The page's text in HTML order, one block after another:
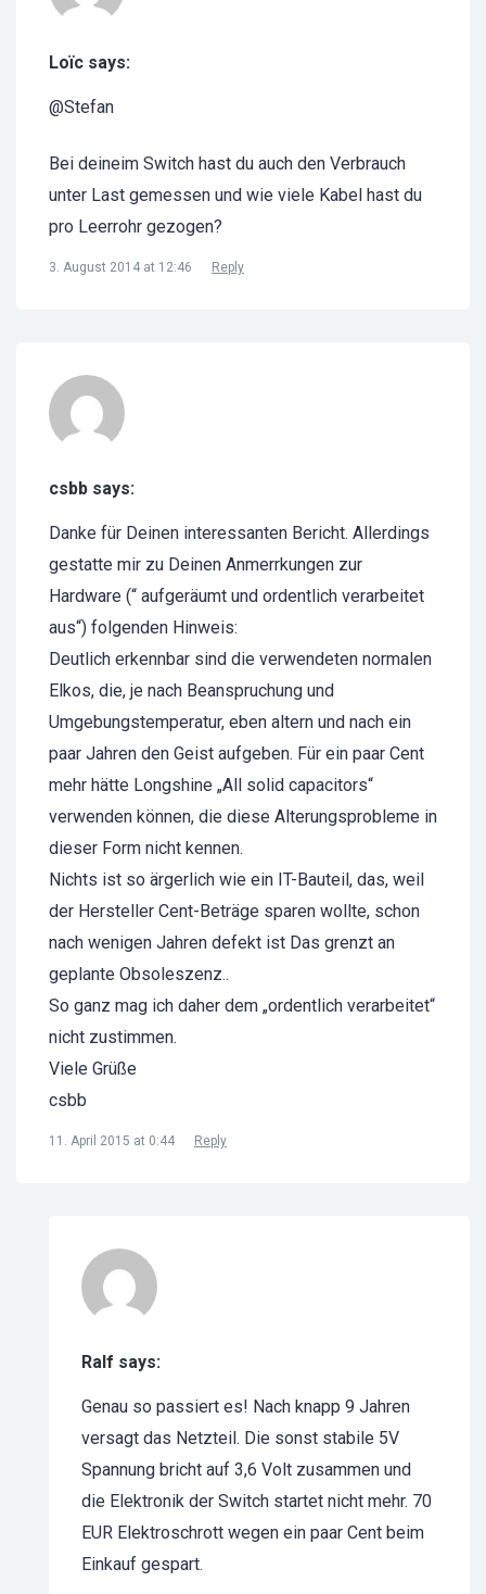
Loïc says:
@Stefan
Bei deineim Switch hast du auch den Verbrauch
unter Last gemessen und wie viele Kabel hast du
pro Leerrohr gezogen?
3. August 2014 at 12:46 Reply
csbb says:
Danke für Deinen interessanten Bericht. Allerdings
gestatte mir zu Deinen Anmerrkungen zur
Hardware (“ aufgeräumt und ordentlich verarbeitet
aus“) folgenden Hinweis:
Deutlich erkennbar sind die verwendeten normalen
Elkos, die, je nach Beanspruchung und
Umgebungstemperatur, eben altern und nach ein
paar Jahren den Geist aufgeben. Für ein paar Cent
mehr hätte Longshine „All solid capacitors“
verwenden können, die diese Alterungsprobleme in
dieser Form nicht kennen.
Nichts ist so ärgerlich wie ein IT-Bauteil, das, weil
der Hersteller Cent-Beträge sparen wollte, schon
nach wenigen Jahren defekt ist Das grenzt an
geplante Obsoleszenz..
So ganz mag ich daher dem „ordentlich verarbeitet“
nicht zustimmen.
Viele Grüße
csbb
11. April 2015 at 0:44 Reply
Ralf says:
Genau so passiert es! Nach knapp 9 Jahren
versagt das Netzteil. Die sonst stabile 5V
Spannung bricht auf 3,6 Volt zusammen und
die Elektronik der Switch startet nicht mehr. 70
EUR Elektroschrott wegen ein paar Cent beim
Einkauf gespart.